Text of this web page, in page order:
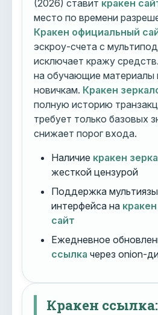
(2026) ставит кракен
место по времени
Кракен официальный
эскроу-счета с
исключает кражу средств.
на обучающие материалы
новичкам. Кракен
полную историю
требует только базовых
снижает порог входа.
Наличие кракен
жесткой цензурой
Поддержка
интерфейса на
сайт
Ежедневное
ссылка через onion-
Кракен